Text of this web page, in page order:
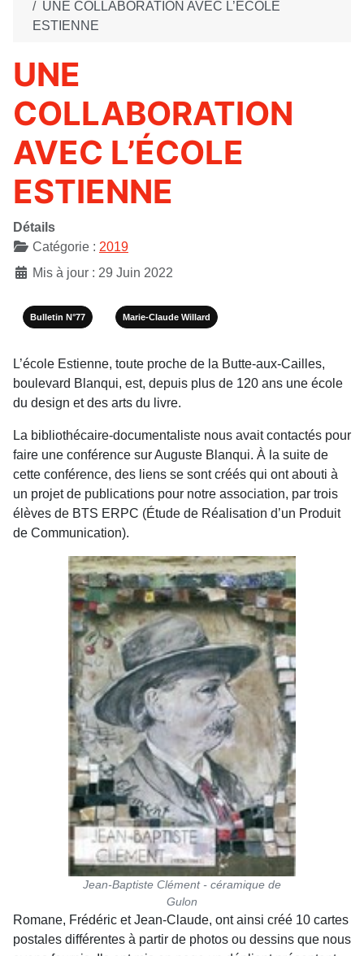
UNE COLLABORATION AVEC L’ÉCOLE
ESTIENNE
UNE
COLLABORATION
AVEC L’ÉCOLE
ESTIENNE
Détails
Catégorie : 2019
Mis à jour : 29 Juin 2022
Bulletin N°77 Marie-Claude Willard
L’école Estienne, toute proche de la Butte-aux-Cailles,
boulevard Blanqui, est, depuis plus de 120 ans une école
du design et des arts du livre.
La bibliothécaire-documentaliste nous avait contactés pour
faire une conférence sur Auguste Blanqui. À la suite de
cette conférence, des liens se sont créés qui ont abouti à
un projet de publications pour notre association, par trois
élèves de BTS ERPC (Étude de Réalisation d’un Produit
de Communication).
Jean-Baptiste Clément - céramique de
Gulon
Romane, Frédéric et Jean-Claude, ont ainsi créé 10 cartes
postales différentes à partir de photos ou dessins que nous